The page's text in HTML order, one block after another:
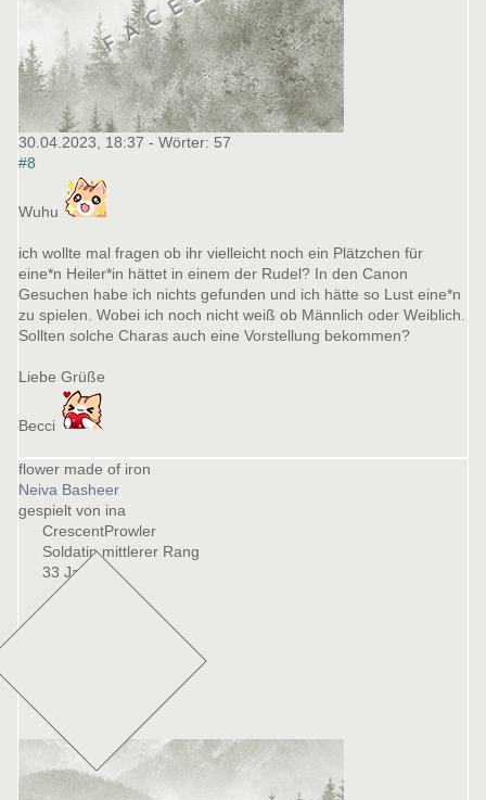
30.04.2023, 18:37 - Wörter: 57
#8
Wuhu
ich wollte mal fragen ob ihr vielleicht noch ein Plätzchen für
eine*n Heiler*in hättet in einem der Rudel? In den Canon
Gesuchen habe ich nichts gefunden und ich hätte so Lust eine*n
zu spielen. Wobei ich noch nicht weiß ob Männlich oder Weiblich.
Sollten solche Charas auch eine Vorstellung bekommen?
Liebe Grüße
Becci
flower made of iron
Neiva Basheer
gespielt von ina
CrescentProwler
Soldatin mittlerer Rang
33 Jahre